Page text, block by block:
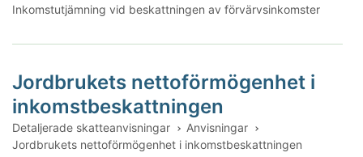
Inkomstutjämning vid beskattningen av förvärvsinkomster
Jordbrukets nettoförmögenhet i
inkomstbeskattningen
Detaljerade skatteanvisningar
Anvisningar
Jordbrukets nettoförmögenhet i inkomstbeskattningen